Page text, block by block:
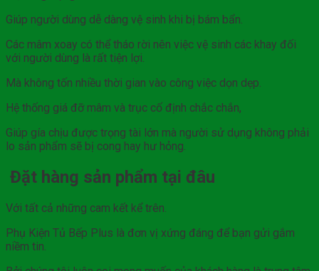
Giúp người dùng dễ dàng vệ sinh khi bị bám bẩn.
Các mâm xoay có thể tháo rời nên việc vệ sinh các khay đối
với người dùng là rất tiện lợi.
Mà không tốn nhiều thời gian vào công việc dọn dẹp.
Hệ thống giá đỡ mâm và trục cố định chắc chắn,
Giúp gía chịu được trọng tài lớn mà người sử dụng không phải
lo sản phẩm sẽ bị cong hay hư hỏng.
Đặt hàng sản phẩm tại đâu
Với tất cả những cam kết kể trên.
Phụ Kiện Tủ Bếp Plus là đơn vị xứng đáng để bạn gửi gắm
niềm tin.